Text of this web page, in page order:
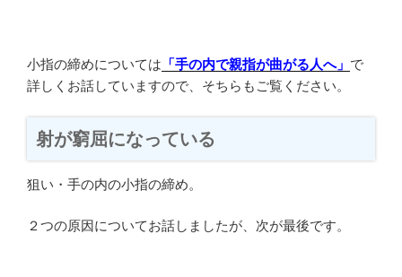
小指の締めについては 「手の内で親指が曲がる人へ」 で
詳しくお話していますので、そちらもご覧ください。
射が窮屈になっている
狙い・手の内の小指の締め。
２つの原因についてお話しましたが、次が最後です。